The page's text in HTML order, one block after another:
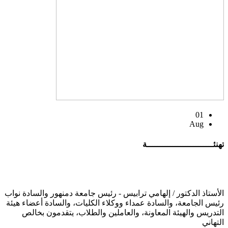
01
Aug
تهنئــــــــــــــــــــــــــة
الأستاذ الدكتور / إلهامي ترابيس - رئيس جامعة دمنهور والسادة نواب
رئيس الجامعة، والسادة عمداء ووكلاء الكليات، والسادة أعضاء هيئة
التدريس والهيئة المعاونة، والعاملين والطلاب، يتقدمون بخالص
التهاني